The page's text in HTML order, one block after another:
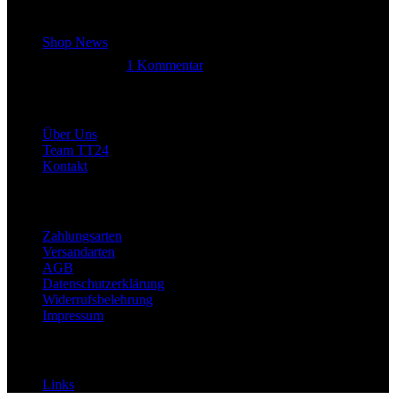
Shop News
1 Kommentar
Über Uns
Team TT24
Kontakt
Zahlungsarten
Versandarten
AGB
Datenschutzerklärung
Widerrufsbelehrung
Impressum
Links